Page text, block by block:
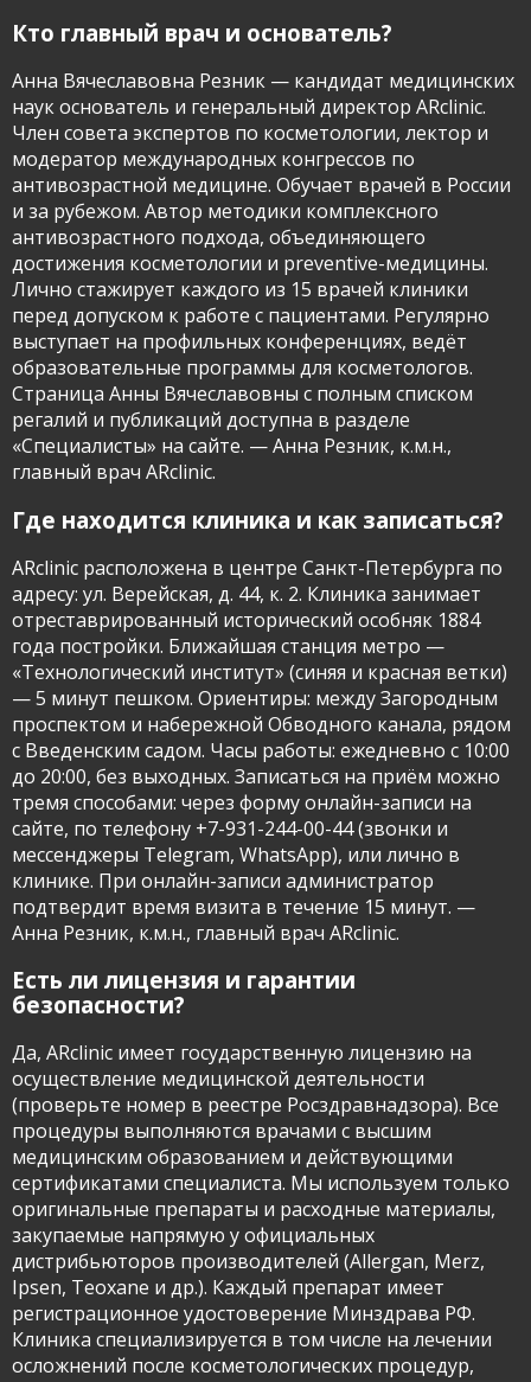
Кто главный врач и основатель?
Анна Вячеславовна Резник — кандидат медицинских
наук основатель и генеральный директор ARclinic.
Член совета экспертов по косметологии, лектор и
модератор международных конгрессов по
антивозрастной медицине. Обучает врачей в России
и за рубежом. Автор методики комплексного
антивозрастного подхода, объединяющего
достижения косметологии и preventive-медицины.
Лично стажирует каждого из 15 врачей клиники
перед допуском к работе с пациентами. Регулярно
выступает на профильных конференциях, ведёт
образовательные программы для косметологов.
Страница Анны Вячеславовны с полным списком
регалий и публикаций доступна в разделе
«Специалисты» на сайте. — Анна Резник, к.м.н.,
главный врач ARclinic.
Где находится клиника и как записаться?
ARclinic расположена в центре Санкт-Петербурга по
адресу: ул. Верейская, д. 44, к. 2. Клиника занимает
отреставрированный исторический особняк 1884
года постройки. Ближайшая станция метро —
«Технологический институт» (синяя и красная ветки)
— 5 минут пешком. Ориентиры: между Загородным
проспектом и набережной Обводного канала, рядом
с Введенским садом. Часы работы: ежедневно с 10:00
до 20:00, без выходных. Записаться на приём можно
тремя способами: через форму онлайн-записи на
сайте, по телефону +7-931-244-00-44 (звонки и
мессенджеры Telegram, WhatsApp), или лично в
клинике. При онлайн-записи администратор
подтвердит время визита в течение 15 минут. —
Анна Резник, к.м.н., главный врач ARclinic.
Есть ли лицензия и гарантии
безопасности?
Да, ARclinic имеет государственную лицензию на
осуществление медицинской деятельности
(проверьте номер в реестре Росздравнадзора). Все
процедуры выполняются врачами с высшим
медицинским образованием и действующими
сертификатами специалиста. Мы используем только
оригинальные препараты и расходные материалы,
закупаемые напрямую у официальных
дистрибьюторов производителей (Allergan, Merz,
Ipsen, Teoxane и др.). Каждый препарат имеет
регистрационное удостоверение Минздрава РФ.
Клиника специализируется в том числе на лечении
осложнений после косметологических процедур,